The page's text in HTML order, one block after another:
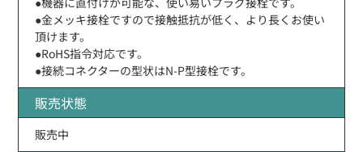
●金メッキ接栓ですので接触抵抗が低く、より長くお使い
頂けます。
●RoHS指令対応です。
●接続コネクターの型状はN-P型接栓です。
販売状態
販売中